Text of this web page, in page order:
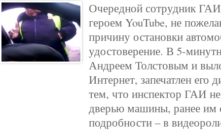
Очередной сотрудник
героем YouTube, не
причину остановки
удостоверение. В 5-
Андреем Толстовым и
Интернет, запечатлен его
тем, что инспектор ГАИ
дверью машины, ранее им
подробности – в